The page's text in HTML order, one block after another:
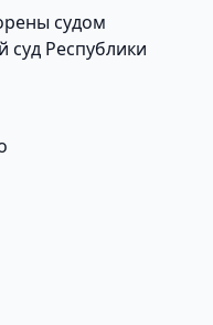
судом
суд Республики